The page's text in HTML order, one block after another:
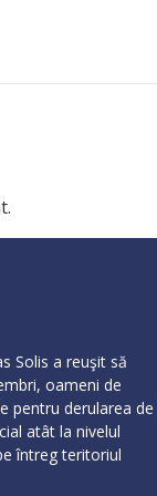
Solis a reuşit să
oameni de
pentru derularea de
atât la nivelul
întreg teritoriul